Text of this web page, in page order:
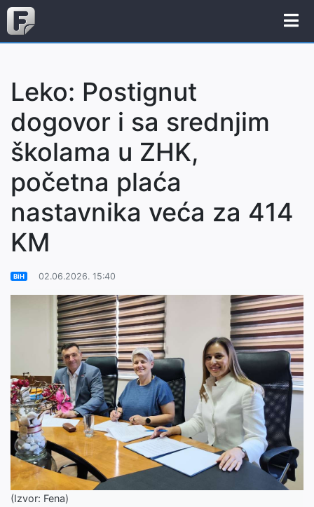
Leko: Postignut
dogovor i sa srednjim
školama u ZHK,
početna plaća
nastavnika veća za 414
KM
BiH 02.06.2026. 15:40
(Izvor: Fena)